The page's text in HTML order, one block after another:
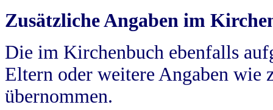
Zusätzliche Angaben im
Die im Kirchenbuch ebenfalls
Eltern oder weitere Angaben wie
übernommen.